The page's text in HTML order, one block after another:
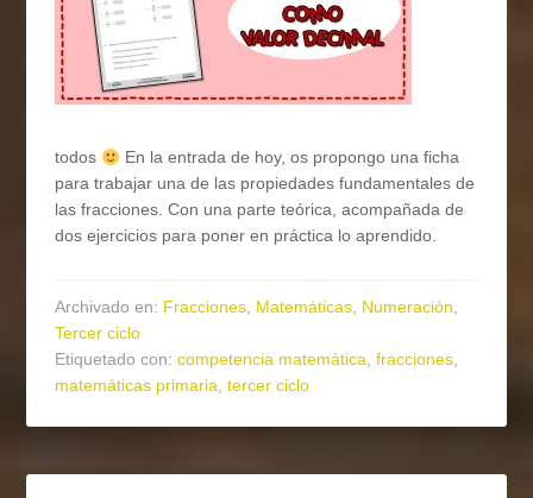
todos
En la entrada de hoy, os propongo una ficha
para trabajar una de las propiedades fundamentales de
las fracciones. Con una parte teórica, acompañada de
dos ejercicios para poner en práctica lo aprendido.
Archivado en: Fracciones, Matemáticas, Numeración,
Tercer ciclo
Etiquetado con:competencia matemática,fracciones,
matemáticas primaria,tercer ciclo